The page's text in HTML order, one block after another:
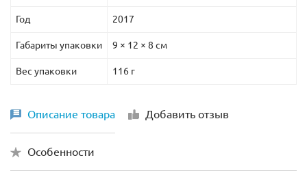
Год 2017
Габариты упаковки 9 × 12 × 8 см
Вес упаковки 116 г
Описание товара Добавить отзыв
Особенности